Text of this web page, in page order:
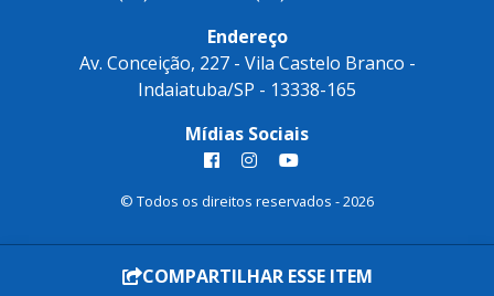
Telefones
(19) 2516-4401 - (19) 2516-0001
Av. Conceição, 227 - Vila Castelo Branco -
Indaiatuba/SP - 13338-165
Mídias Sociais
© Todos os direitos reservados - 2026
COMPARTILHAR ESSE ITEM